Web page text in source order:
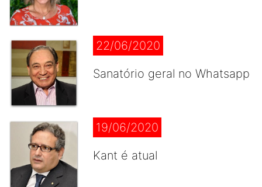
22/06/2020
Sanatório geral no Whatsapp
19/06/2020
Kant é atual